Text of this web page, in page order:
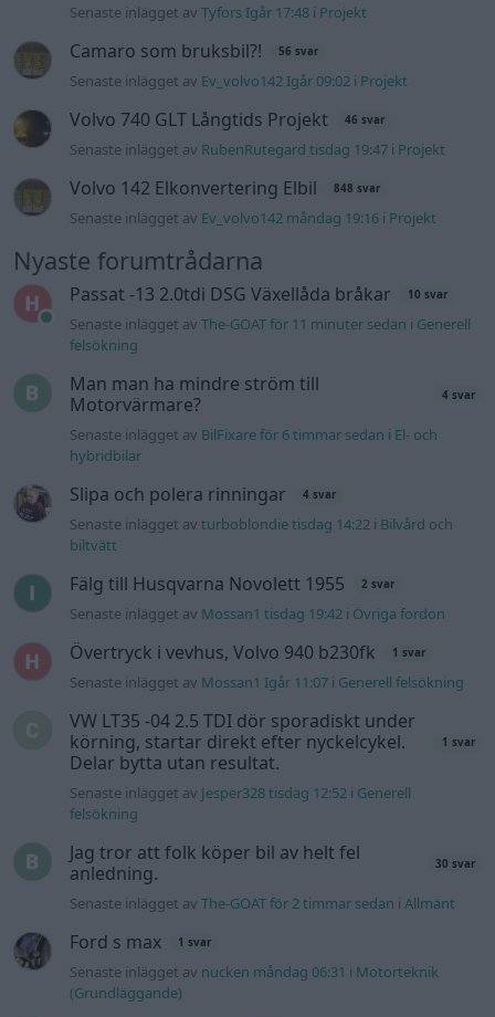
Senaste inlägget avTyfors Igår 17:48 i Projekt
Camaro som bruksbil?! 56 svar
Senaste inlägget av Ev_volvo142 Igår 09:02 i Projekt
Volvo 740 GLT Långtids Projekt 46 svar
Senaste inlägget av RubenRutegard tisdag 19:47 i Projekt
Volvo 142 Elkonvertering Elbil 848 svar
Senaste inlägget av Ev_volvo142 måndag 19:16 i Projekt
Nyaste forumtrådarna
Passat -13 2.0tdi DSG Växellåda bråkar 10 svar
Senaste inlägget avThe-GOAT för 11 minuter sedan i Generell
felsökning
Man man ha mindre ström till
Motorvärmare?
4 svar
Senaste inlägget av BilFixare för 6 timmar sedan i El- och
hybridbilar
Slipa och polera rinningar 4 svar
Senaste inlägget avturboblondie tisdag 14:22 i Bilvård och
biltvätt
Fälg till Husqvarna Novolett 1955 2 svar
Senaste inlägget av Mossan1 tisdag 19:42 i Övriga fordon
Övertryck i vevhus, Volvo 940 b230fk 1 svar
Senaste inlägget av Mossan1 Igår 11:07 i Generell felsökning
VW LT35 -04 2.5 TDI dör sporadiskt under
körning, startar direkt efter nyckelcykel.
Delar bytta utan resultat.
1 svar
Senaste inlägget av Jesper328 tisdag 12:52 i Generell
felsökning
Jag tror att folk köper bil av helt fel
anledning.
30 svar
Senaste inlägget avThe-GOAT för 2 timmar sedan iAllmänt
Ford s max 1 svar
Senaste inlägget av nucken måndag 06:31 i Motorteknik
(Grundläggande)